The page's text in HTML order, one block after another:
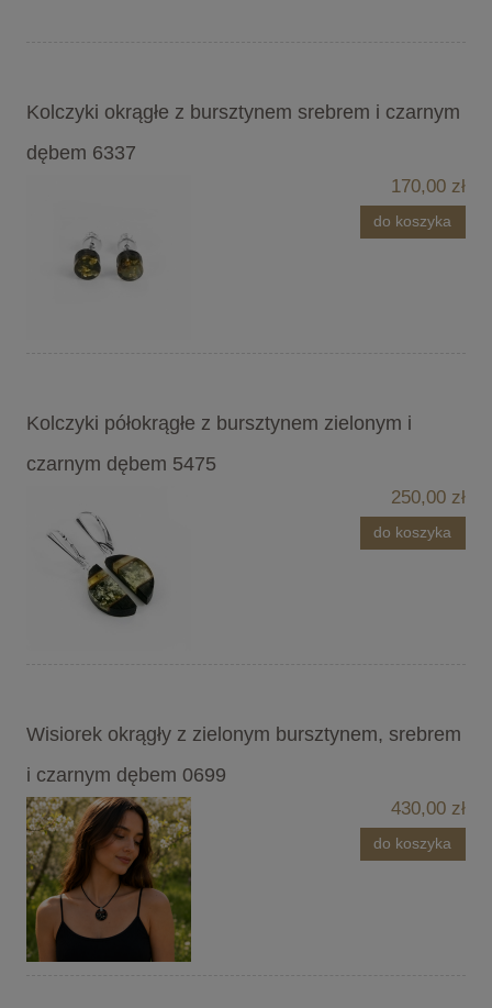
Kolczyki okrągłe z bursztynem srebrem i czarnym
dębem 6337
170,00 zł
do koszyka
Kolczyki półokrągłe z bursztynem zielonym i
czarnym dębem 5475
250,00 zł
do koszyka
Wisiorek okrągły z zielonym bursztynem, srebrem
i czarnym dębem 0699
430,00 zł
do koszyka